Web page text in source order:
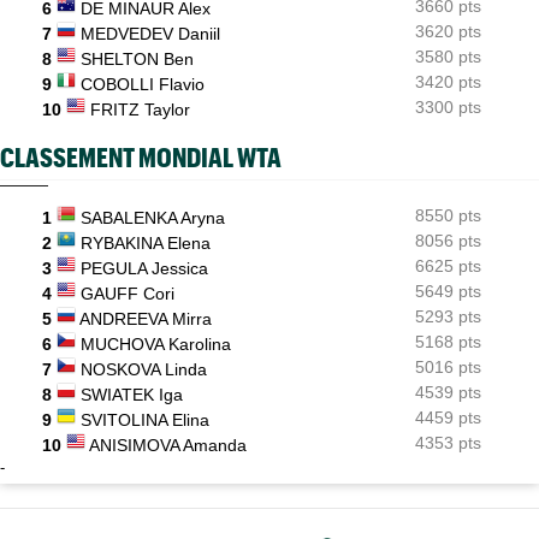
6
DE MINAUR Alex
3660 pts
7
MEDVEDEV Daniil
3620 pts
8
SHELTON Ben
3580 pts
9
COBOLLI Flavio
3420 pts
10
FRITZ Taylor 3300 pts
CLASSEMENT MONDIAL WTA
1 SABALENKA Aryna
8550 pts
2
RYBAKINA Elena
8056 pts
3
PEGULA Jessica
6625 pts
4
GAUFF Cori
5649 pts
5
ANDREEVA Mirra
5293 pts
6
MUCHOVA Karolina
5168 pts
7
NOSKOVA Linda
5016 pts
8
SWIATEK Iga
4539 pts
9
SVITOLINA Elina
4459 pts
10
ANISIMOVA Amanda 4353 pts
-